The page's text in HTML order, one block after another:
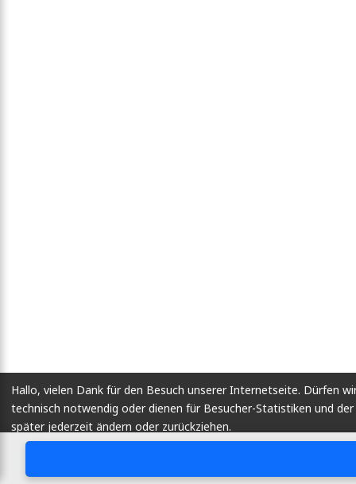
Hallo, vielen Dank für den Besuch unserer Internetseite. Dürfen
technisch notwendig oder dienen für Besucher-Statistiken und
später jederzeit ändern oder zurückziehen.